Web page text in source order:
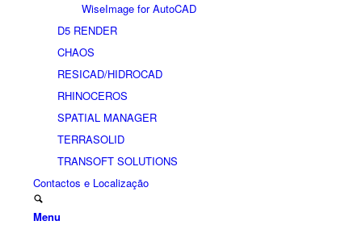
WiseImage for AutoCAD
D5 RENDER
CHAOS
RESICAD/HIDROCAD
RHINOCEROS
SPATIAL MANAGER
TERRASOLID
TRANSOFT SOLUTIONS
Contactos e Localização
Menu